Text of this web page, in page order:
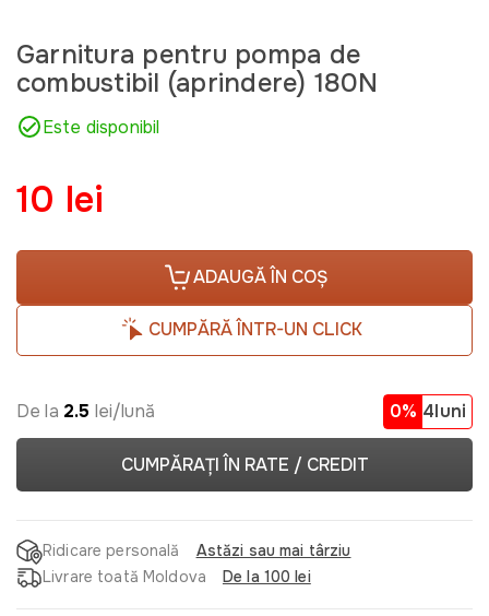
Garnitura pentru pompa de
combustibil (aprindere) 180N
Este disponibil
10 lei
ADAUGĂ ÎN COȘ
CUMPĂRĂ ÎNTR-UN CLICK
De la 2.5 lei/lună 0% 4luni
CUMPĂRAȚI ÎN RATE / CREDIT
Ridicare personală
Astăzi sau mai târziu
Livrare toată Moldova
De la 100 lei